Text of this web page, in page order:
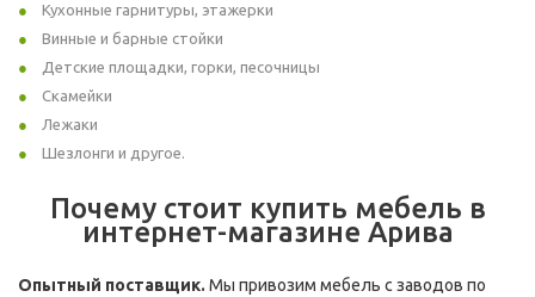
Кухонные гарнитуры, этажерки
Винные и барные стойки
Детские площадки, горки, песочницы
Скамейки
Лежаки
Шезлонги и другое.
Почему стоит купить мебель в
интернет-магазине Арива
Опытный поставщик. Мы привозим мебель с заводов по